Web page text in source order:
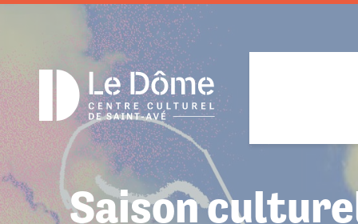
Saison
Cookies management panel